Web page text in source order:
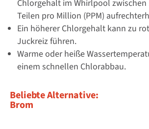
Chlorgehalt im Whirlpool zwischen
Teilen pro Million (PPM)
Ein höherer Chlorgehalt kann zu
Juckreiz führen.
Warme oder heiße
einem schnellen Chlorabbau.
Beliebte Alternative:
Brom